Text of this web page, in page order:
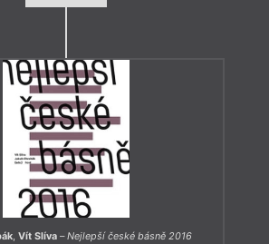
, Vít Slíva –Nejlepší české básně 2016